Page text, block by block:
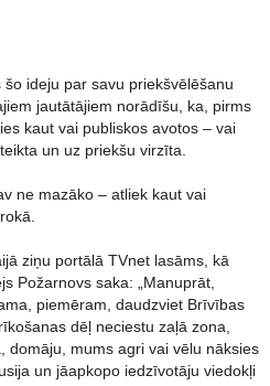
ideju par savu priekšvēlēšanu
jautātājiem norādīšu, ka, pirms
kaut vai publiskos avotos – vai
un uz priekšu virzīta.
ne mazāko – atliek kaut vai
ziņu portālā TVnet lasāms, kā
Požarnovs saka: „Manuprāt,
piemēram, daudzviet Brīvības
dēļ neciestu zaļā zona,
domāju, mums agri vai vēlu nāksies
un jāapkopo iedzīvotāju viedokļi